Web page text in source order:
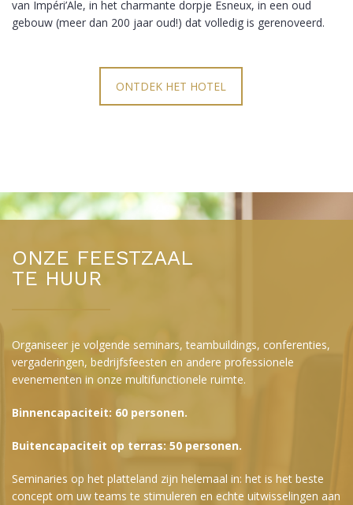
van Impéri’Ale, in het charmante dorpje Esneux, in een oud
gebouw (meer dan 200 jaar oud!) dat volledig is gerenoveerd.
ONTDEK HET HOTEL
ONZE FEESTZAAL
TE HUUR
Organiseer je volgende seminars, teambuildings, conferenties,
vergaderingen, bedrijfsfeesten en andere professionele
evenementen in onze multifunctionele ruimte.
Binnencapaciteit: 60 personen.
Buitencapaciteit op terras: 50 personen.
Seminaries op het platteland zijn helemaal in: het is het beste
concept om uw teams te stimuleren en echte uitwisselingen aan